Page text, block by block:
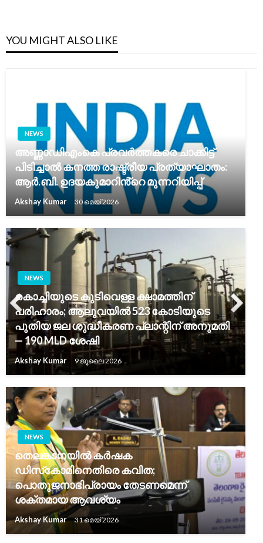
YOU MIGHT ALSO LIKE
NEWS
അണ്ണാഡിഎംകെ പ്രവർത്തകരെ ചാക്കിട്ട്
പിടിച്ചാൽ കനത്ത രാഷ്ട്രീയ പ്രത്യാഘാതം:
ആർ.ബി. ഉദയകുമാറിൻ്റെ മുന്നറിയിപ്പ്
Akshay Kumar 30 മെയ്‌ 2026
NEWS
കൊച്ചിയുടെ കുടിവെള്ള ക്ഷാമത്തിന്
പരിഹാരം; ആലുവയിൽ 523 കോടിയുടെ
പുതിയ ജല ശുദ്ധീകരണ പ്ലാന്റിന് അനുമതി
— 190 MLD ശേഷി
Akshay Kumar 9 ജൂലൈ 2026
NEWS
തെലങ്കാനയിൽ കർഷക
ഡിസ്‌കോമിനെതിരെ കവിത;
പൊതുജനാഭിപ്രായം തേടണമെന്ന്
ശക്തമായ ആവശ്യം
Akshay Kumar 31 മെയ്‌ 2026